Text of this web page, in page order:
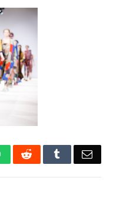
WhatsAppReddit Tumblr